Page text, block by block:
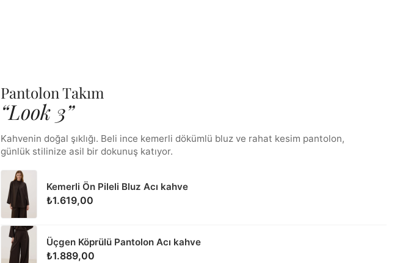
Pantolon Takım
“Look 3”
Kahvenin doğal şıklığı. Beli ince kemerli dökümlü bluz ve rahat kesim pantolon,
günlük stilinize asil bir dokunuş katıyor.
Kemerli Ön Pileli Bluz Acı kahve
₺1.619,00
Üçgen Köprülü Pantolon Acı kahve
₺1.889,00